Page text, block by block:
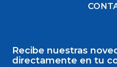
Recibe nuestras
directamente en tu